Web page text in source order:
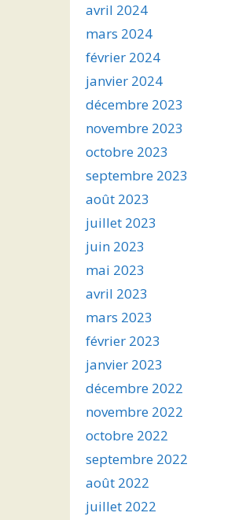
avril 2024
mars 2024
février 2024
janvier 2024
décembre 2023
novembre 2023
octobre 2023
septembre 2023
août 2023
juillet 2023
juin 2023
mai 2023
avril 2023
mars 2023
février 2023
janvier 2023
décembre 2022
novembre 2022
octobre 2022
septembre 2022
août 2022
juillet 2022